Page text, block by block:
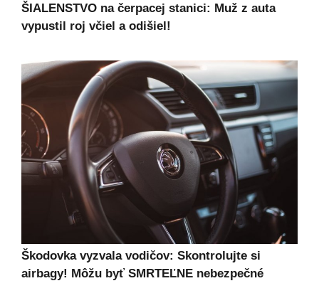
ŠIALENSTVO na čerpacej stanici: Muž z auta
vypustil roj včiel a odišiel!
Škodovka vyzvala vodičov: Skontrolujte si
airbagy! Môžu byť SMRTEĽNE nebezpečné